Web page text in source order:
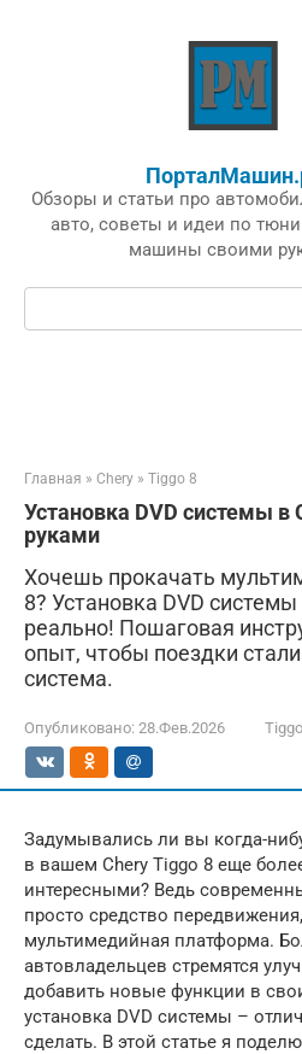
Обзоры и статьи про
авто, советы и идеи по
машины своими
Поиск:
Главная » Chery » Tiggo 8
Установка DVD системы в
руками
Хочешь прокачать
8? Установка DVD
реально! Пошаговая
опыт, чтобы поездки
система.
Опубликовано: 28.Фев.2026
Задумывались ли вы когда-
в вашем Chery Tiggo 8 еще
интересными? Ведь
просто средство
мультимедийная платформа.
автовладельцев стремятся
добавить новые функции в
установка DVD системы –
сделать. В этой статье я